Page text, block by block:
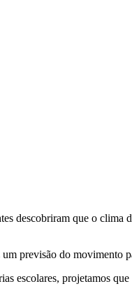
que o clima
previsão do movimento
escolares, projetamos